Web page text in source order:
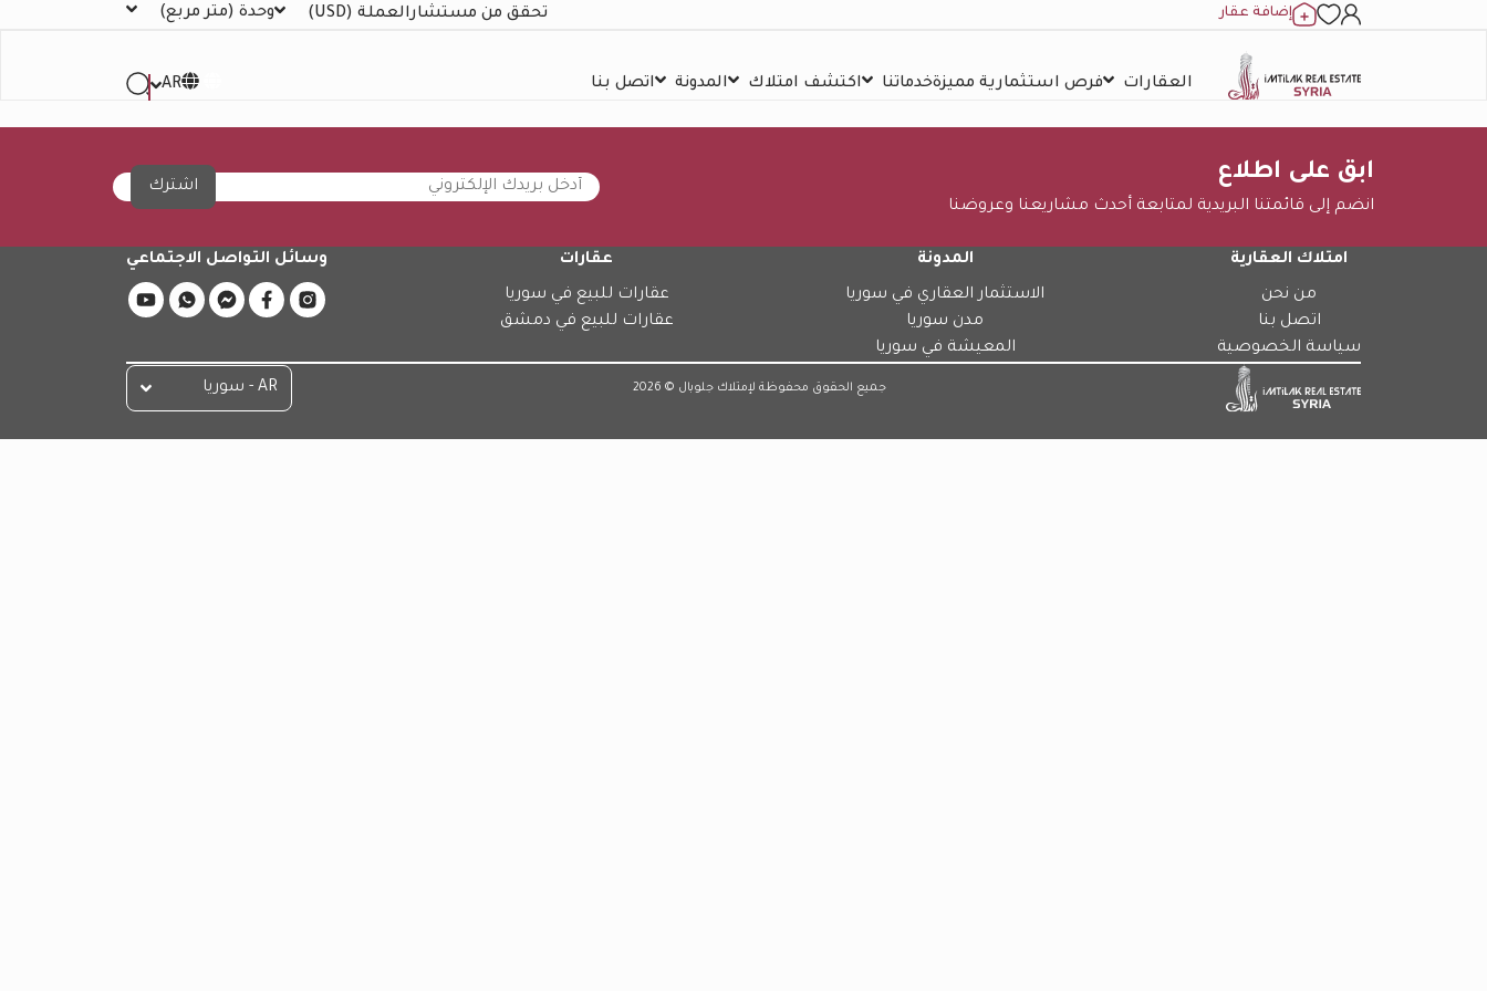
إضافة عقار تحقق من مستشارالعملة (USD) وحدة (متر مربع)
العقارات فرص استثمارية مميزةخدماتنا اكتشف امتلاك المدونة اتصل بنا AR
ابق على اطلاع
انضم إلى قائمتنا البريدية لمتابعة أحدث مشاريعنا وعروضنا
اشترك
امتلاك العقارية
من نحن
اتصل بنا
سياسة الخصوصية
المدونة
الاستثمار العقاري في سوريا
مدن سوريا
المعيشة في سوريا
عقارات
عقارات للبيع في سوريا
عقارات للبيع في دمشق
وسائل التواصل الاجتماعي
جميع الحقوق محفوظة لإمتلاك جلوبال © 2026 AR - سوريا